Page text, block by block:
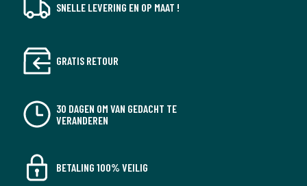
SNELLE LEVERING EN OP MAAT !
GRATIS RETOUR
30 DAGEN OM VAN GEDACHT TE
VERANDEREN
BETALING 100% VEILIG